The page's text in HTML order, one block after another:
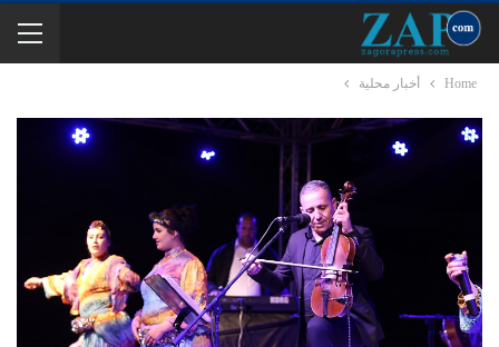
Home أخبار محلية